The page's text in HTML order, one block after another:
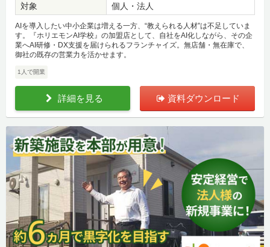
対象 個人・法人
AIを導入したい中小企業は増える一方、“教えられる人材”は不足していま
す。『ホリエモンAI学校』の加盟店として、自社をAI化しながら、その企
業へAI研修・DX支援を届けられるフランチャイズ。無店舗・無在庫で、
御社の既存の営業力を活かせます。
1人で開業
詳細を見る 資料ダウンロード